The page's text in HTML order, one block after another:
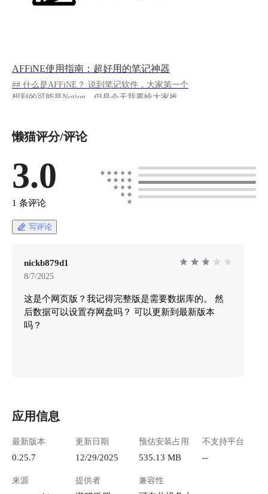
AFFiNE使用指南：超好用的笔记神器
## 什么是AFFiNE？ 说到笔记软件，大家第一个
想到的可能是Notion，但是今天我要给大家推荐
笔记与类似 Miro 的画板，简单来说就是把文档
ycat.app.affine ## 如何使用 懒猫上安装后，打开
首页长这样： ![image.png](https://lzc-playground-
1301583638.cos.ap-
6bad-44f4-8bda-b6b1b10aea15.png "image.png") **
创建第一个工作空间** 1. 打开AFFiNE后，点击
playground-1301583638.cos.ap-
chengdu.myqcloud.com/guidelines/496/f31b4183-
给工作空间起个名字，比如"我的知识库" !
[image.png](https://lzc-playground-
1301583638.cos.ap-
**熟悉界面布局** - 左侧是页面导航栏 - 中间是
主要编辑区域 - 右上角有模式切换按钮（文档/白
板） ![image.png](https://lzc-playground-
chengdu.myqcloud.com/guidelines/496/576f1cf6-
ddd5-4e44-a58f-352f71c5ad51.png "image.png")
#### 常用场景举例：项目管理 **适用人群**：
懒猫评分/评论
3.0
1 条评论
写评论
nickb879d1
8/7/2025
这是个网页版？我记得完整版是需要数据库的。 然
后数据可以设置存网盘吗？ 可以更新到最新版本
吗？
应用信息
最新版本
0.25.7
更新日期
12/29/2025
预估安装占用
535.13 MB
不支持平台
--
来源 提供者 兼容性